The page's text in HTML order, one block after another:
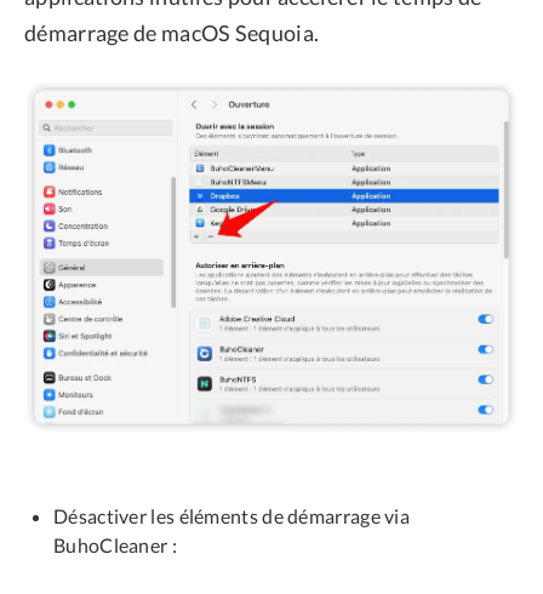
démarrage de macOS Sequoia.
Désactiver les éléments de démarrage via
BuhoCleaner :